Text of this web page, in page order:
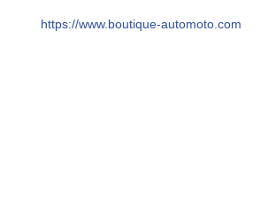
https://www.boutique-automoto.com